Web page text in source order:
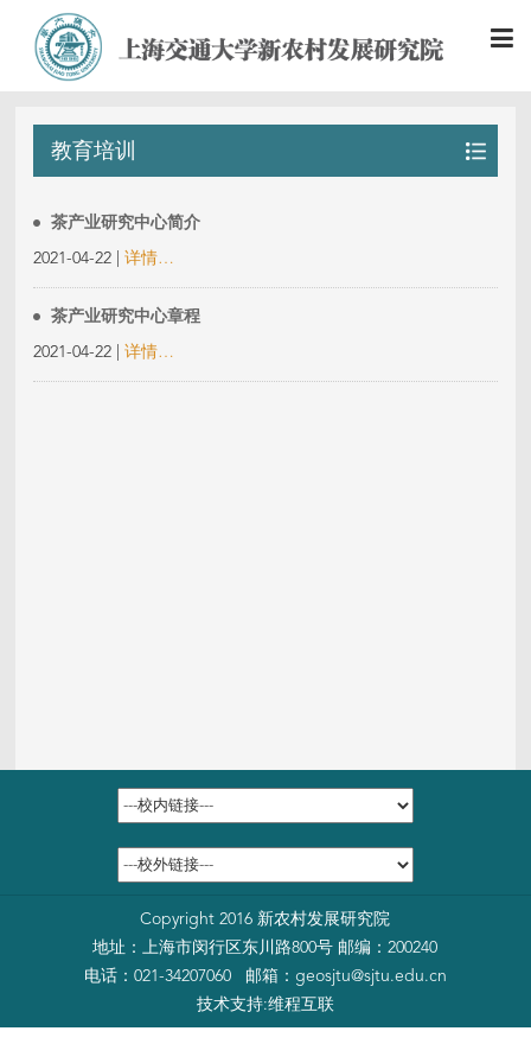
教育培训
茶产业研究中心简介
2021-04-22 |详情…
茶产业研究中心章程
2021-04-22 |详情…
Copyright 2016 新农村发展研究院
地址：上海市闵行区东川路800号 邮编：200240
电话：021-34207060 邮箱： geosjtu@sjtu.edu.cn
技术支持:维程互联